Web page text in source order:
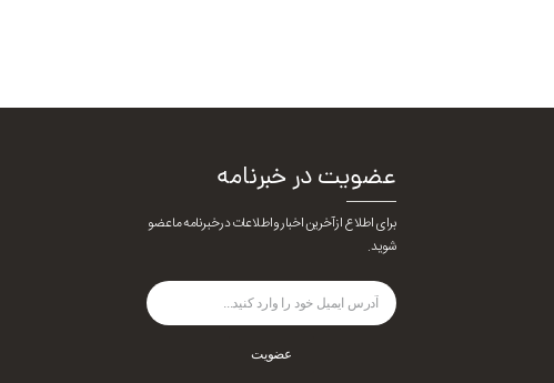
عضویت در خبرنامه
برای اطلاع از آخرین اخبار و اطلاعات در خبرنامه ما عضو
شوید.
عضویت